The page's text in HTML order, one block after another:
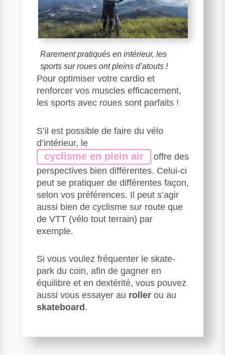
Rarement pratiqués en intérieur, les
sports sur roues ont pleins d’atouts !
Pour optimiser votre cardio et
renforcer vos muscles efficacement,
les sports avec roues sont parfaits !
S’il est possible de faire du vélo
d’intérieur, le
cyclismeen plein air
offre des
perspectives bien différentes. Celui-ci
peut se pratiquer de différentes façon,
selon vos préférences. Il peut s’agir
aussi bien de cyclisme sur route que
de VTT (vélo tout terrain) par
exemple.
Si vous voulez fréquenter le skate-
park du coin, afin de gagner en
équilibre et en dextérité, vous pouvez
aussi vous essayer au roller ou au
skateboard .